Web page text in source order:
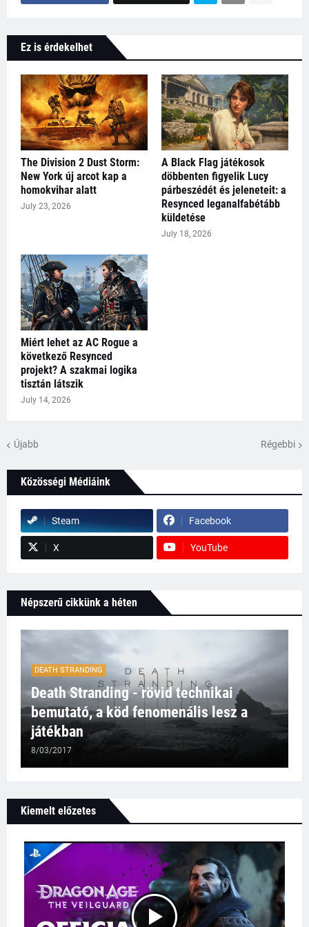
Ez is érdekelhet
The Division 2 Dust Storm:
New York új arcot kap a
homokvihar alatt
July 23, 2026
A Black Flag játékosok
döbbenten figyelik Lucy
párbeszédét és jeleneteit: a
Resynced leganalfabétább
küldetése
July 18, 2026
Miért lehet az AC Rogue a
következő Resynced
projekt? A szakmai logika
tisztán látszik
July 14, 2026
Újabb Régebbi
Közösségi Médiáink
Steam Facebook
X YouTube
Népszerű cikkünk a héten
DEATH STRANDING
Death Stranding - rövid technikai
bemutató, a köd fenomenális lesz a
játékban
8/03/2017
Kiemelt előzetes